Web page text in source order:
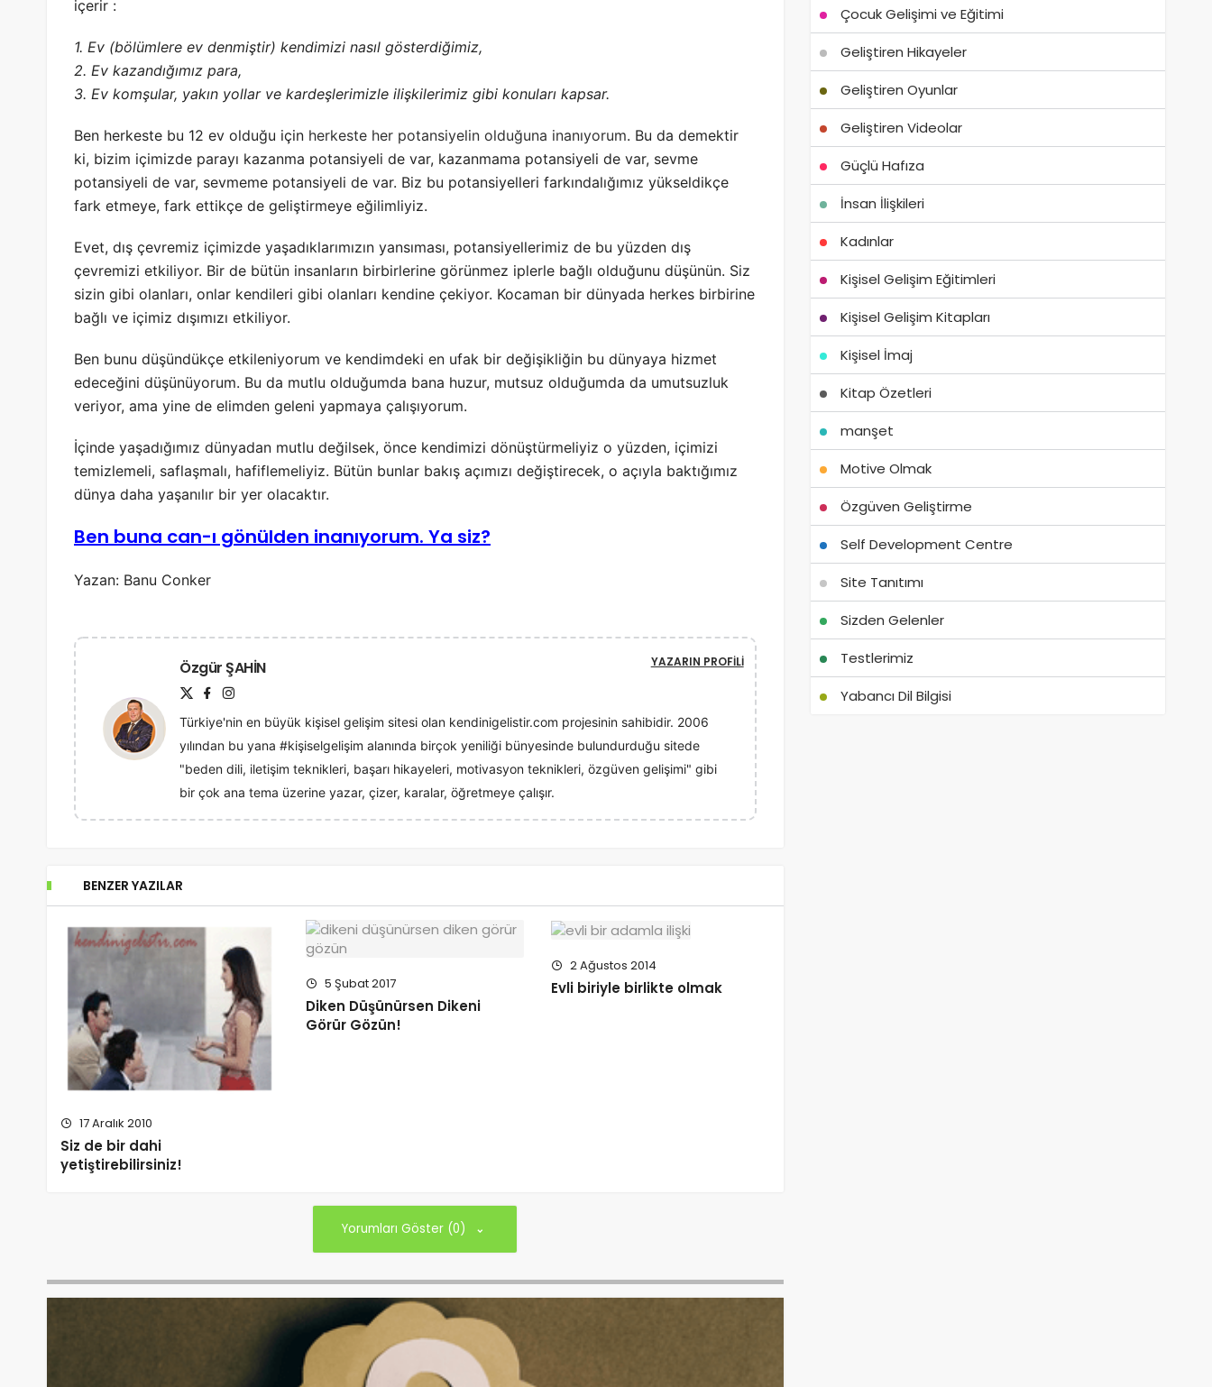
içerir :
1. Ev (bölümlere ev denmiştir) kendimizi nasıl gösterdiğimiz,
2. Ev kazandığımız para,
3. Ev komşular, yakın yollar ve kardeşlerimizle ilişkilerimiz gibi konuları kapsar.
Ben herkeste bu 12 ev olduğu için herkeste her potansiyelin olduğuna inanıyorum. Bu da demektir
ki, bizim içimizde parayı kazanma potansiyeli de var, kazanmama potansiyeli de var, sevme
potansiyeli de var, sevmeme potansiyeli de var. Biz bu potansiyelleri farkındalığımız yükseldikçe
fark etmeye, fark ettikçe de geliştirmeye eğilimliyiz.
Evet, dış çevremiz içimizde yaşadıklarımızın yansıması, potansiyellerimiz de bu yüzden dış
çevremizi etkiliyor. Bir de bütün insanların birbirlerine görünmez iplerle bağlı olduğunu düşünün. Siz
sizin gibi olanları, onlar kendileri gibi olanları kendine çekiyor. Kocaman bir dünyada herkes birbirine
bağlı ve içimiz dışımızı etkiliyor.
Ben bunu düşündükçe etkileniyorum ve kendimdeki en ufak bir değişikliğin bu dünyaya hizmet
edeceğini düşünüyorum. Bu da mutlu olduğumda bana huzur, mutsuz olduğumda da umutsuzluk
veriyor, ama yine de elimden geleni yapmaya çalışıyorum.
İçinde yaşadığımız dünyadan mutlu değilsek, önce kendimizi dönüştürmeliyiz o yüzden, içimizi
temizlemeli, saflaşmalı, hafiflemeliyiz. Bütün bunlar bakış açımızı değiştirecek, o açıyla baktığımız
dünya daha yaşanılır bir yer olacaktır.
Ben buna can-ı gönülden inanıyorum. Ya siz?
Yazan: Banu Conker
Özgür ŞAHİN
Türkiye'nin en büyük kişisel gelişim sitesi olan kendinigelistir.com projesinin sahibidir. 2006
yılından bu yana #kişiselgelişim alanında birçok yeniliği bünyesinde bulundurduğu sitede
"beden dili, iletişim teknikleri, başarı hikayeleri, motivasyon teknikleri, özgüven gelişimi" gibi
bir çok ana tema üzerine yazar, çizer, karalar, öğretmeye çalışır.
YAZARIN PROFILI
BENZER YAZILAR
17 Aralık 2010
Siz de bir dahi
yetiştirebilirsiniz!
5 Şubat 2017
Diken Düşünürsen Dikeni
Görür Gözün!
2 Ağustos 2014
Evli biriyle birlikte olmak
Yorumları Göster (0)
Çocuk Gelişimi ve Eğitimi
Geliştiren Hikayeler
Geliştiren Oyunlar
Geliştiren Videolar
Güçlü Hafıza
İnsan İlişkileri
Kadınlar
Kişisel Gelişim Eğitimleri
Kişisel Gelişim Kitapları
Kişisel İmaj
Kitap Özetleri
manşet
Motive Olmak
Özgüven Geliştirme
Self Development Centre
Site Tanıtımı
Sizden Gelenler
Testlerimiz
Yabancı Dil Bilgisi